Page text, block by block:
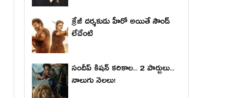
క్రేజీ దర్శకుడు హీరో అయితే సౌండ్
లేదేంటి
సందీప్ కిషన్ కరికాల... 2 పార్టులు...
నాలుగు నెలలు!